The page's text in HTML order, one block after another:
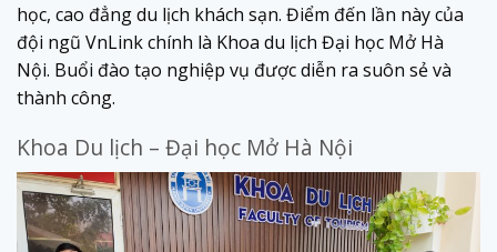
học, cao đẳng du lịch khách sạn. Điểm đến lần này của
đội ngũ VnLink chính là Khoa du lịch Đại học Mở Hà
Nội. Buổi đào tạo nghiệp vụ được diễn ra suôn sẻ và
thành công.
Khoa Du lịch – Đại học Mở Hà Nội